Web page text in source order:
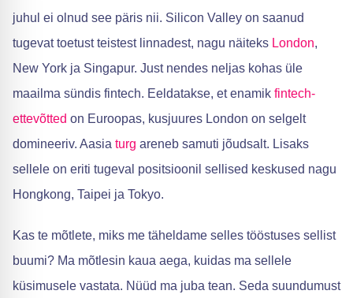
juhul ei olnud see päris nii. Silicon Valley on saanud
tugevat toetust teistest linnadest, nagu näiteks London,
New York ja Singapur. Just nendes neljas kohas üle
maailma sündis fintech. Eeldatakse, et enamik fintech-
ettevõtted on Euroopas, kusjuures London on selgelt
domineeriv. Aasia turg areneb samuti jõudsalt. Lisaks
sellele on eriti tugeval positsioonil sellised keskused nagu
Hongkong, Taipei ja Tokyo.
Kas te mõtlete, miks me täheldame selles tööstuses sellist
buumi? Ma mõtlesin kaua aega, kuidas ma sellele
küsimusele vastata. Nüüd ma juba tean. Seda suundumust